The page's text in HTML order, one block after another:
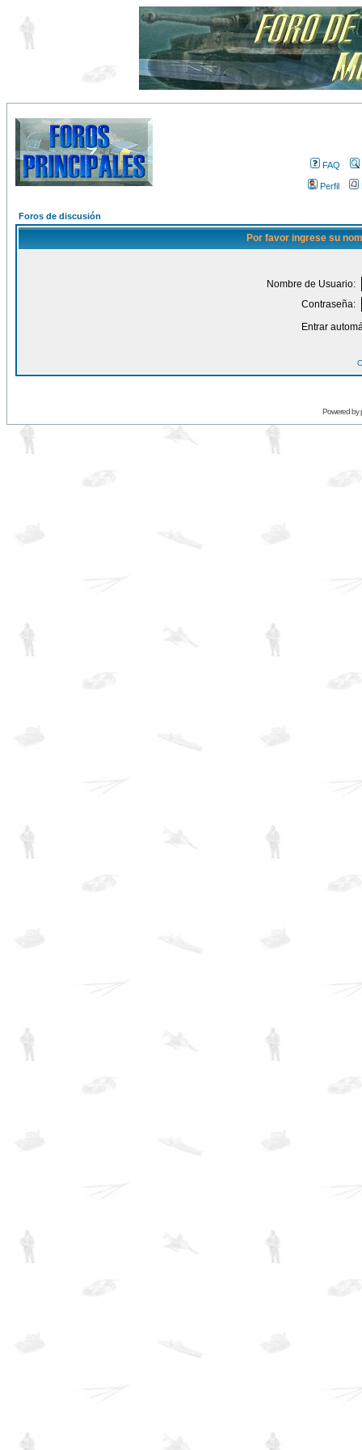
FAQ
Perfil
Foros de discusión
Por favor ingrese su
Nombre de Usuario:
Contraseña:
Entrar
Powered by